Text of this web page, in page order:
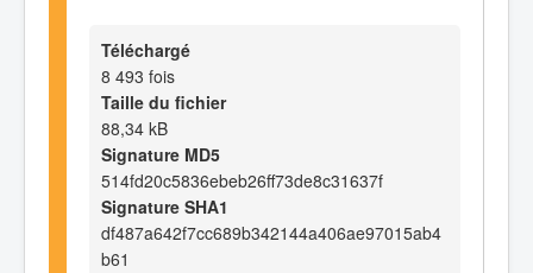
Téléchargé
8 493 fois
Taille du fichier
88,34 kB
Signature MD5
514fd20c5836ebeb26ff73de8c31637f
Signature SHA1
df487a642f7cc689b342144a406ae97015ab4
b61